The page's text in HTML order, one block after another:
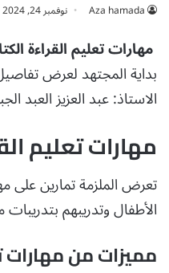
Aza hamada نوفمبر 24, 2024
مهارات تعليم القراءة
بداية المجتهد لعرض
الاستاذ: عبد العزيز العبد
مهارات تعليم
تعرض الملزمة تمارين على
الأطفال وتدريبهم
مميزات من مهارات